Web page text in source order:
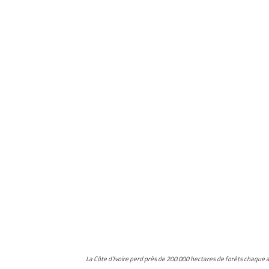
La Côte d’Ivoire perd près de 200.000 hectares de forêts chaque